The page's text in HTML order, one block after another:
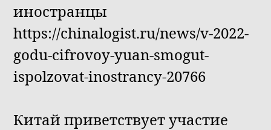
иностранцы
https://chinalogist.ru/news/v-2022-
godu-cifrovoy-yuan-smogut-
ispolzovat-inostrancy-20766
Китай приветствует участие